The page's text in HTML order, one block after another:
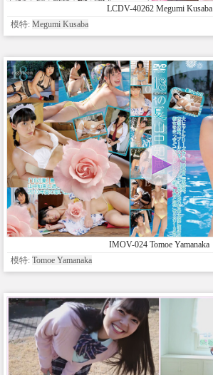
LCDV-40262 Megumi Kusaba
模特: Megumi Kusaba
IMOV-024 Tomoe Yamanaka
模特: Tomoe Yamanaka